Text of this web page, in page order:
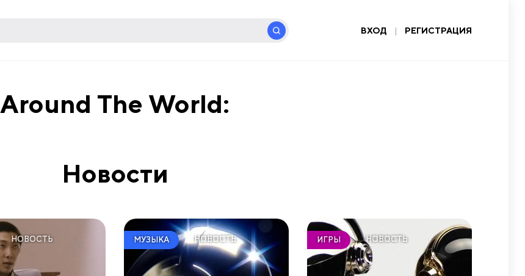
ВХОД | РЕГИСТРАЦИЯ
Around The World:
Новости
НОВОСТЬ МУЗЫКА НОВОСТЬ ИГРЫ НОВОСТЬ